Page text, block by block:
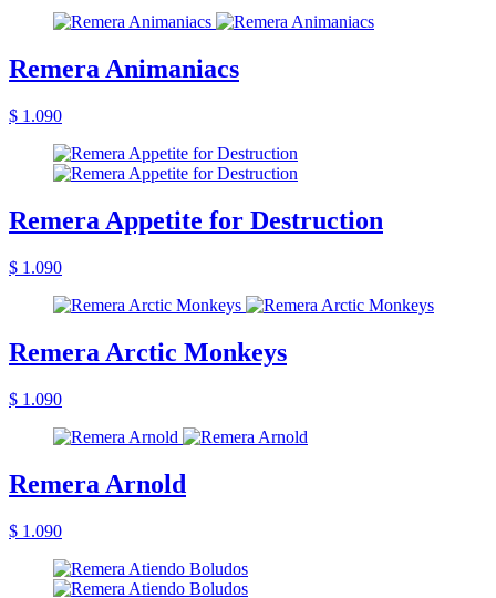
Remera Animaniacs
$ 1.090
Remera Appetite for Destruction
$ 1.090
Remera Arctic Monkeys
$ 1.090
Remera Arnold
$ 1.090